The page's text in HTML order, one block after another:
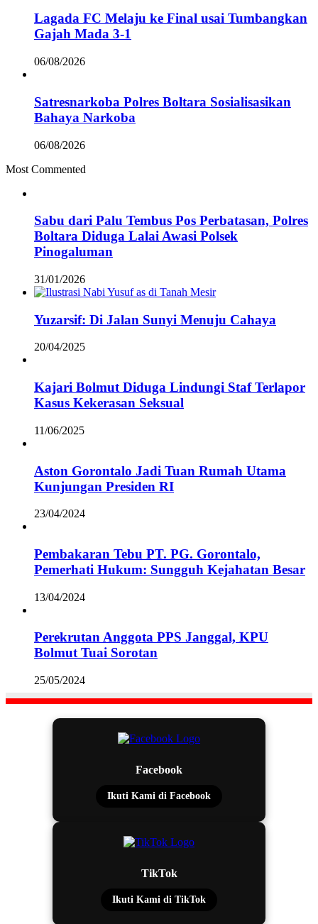
Lagada FC Melaju ke Final usai Tumbangkan
Gajah Mada 3-1
06/08/2026
Satresnarkoba Polres Boltara Sosialisasikan
Bahaya Narkoba
06/08/2026
Most Commented
Sabu dari Palu Tembus Pos Perbatasan, Polres
Boltara Diduga Lalai Awasi Polsek
Pinogaluman
31/01/2026
Yuzarsif: Di Jalan Sunyi Menuju Cahaya
20/04/2025
Kajari Bolmut Diduga Lindungi Staf Terlapor
Kasus Kekerasan Seksual
11/06/2025
Aston Gorontalo Jadi Tuan Rumah Utama
Kunjungan Presiden RI
23/04/2024
Pembakaran Tebu PT. PG. Gorontalo,
Pemerhati Hukum: Sungguh Kejahatan Besar
13/04/2024
Perekrutan Anggota PPS Janggal, KPU
Bolmut Tuai Sorotan
25/05/2024
Facebook
Ikuti Kami di Facebook
TikTok
Ikuti Kami di TikTok